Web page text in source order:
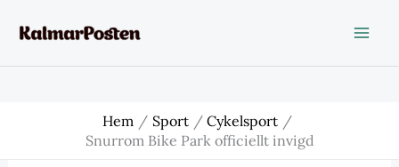
Hem Sport
Cykelsport
Snurrom Bike Park officiellt invigd